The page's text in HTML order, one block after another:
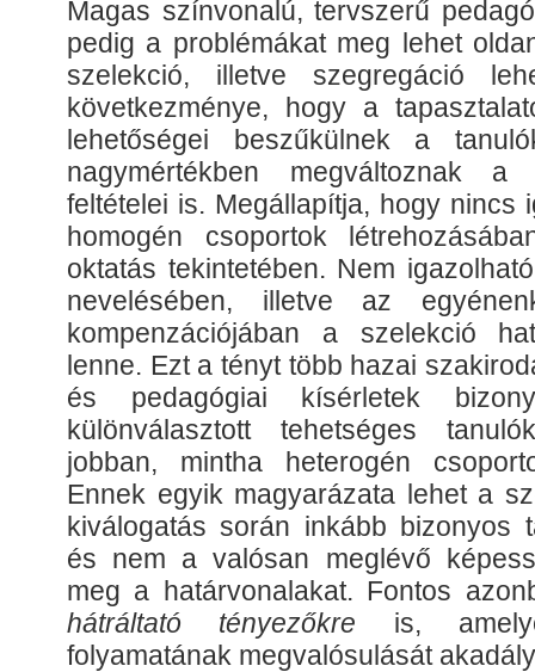
Magas színvonalú, tervszerű
pedig a problémákat meg lehet
szelekció, illetve szegregáció
következménye, hogy a
lehetőségei beszűkülnek a
nagymértékben megváltoznak a
feltételei is. Megállapítja, hogy nincs
homogén csoportok
oktatás tekintetében. Nem
nevelésében, illetve az
kompenzációjában a szelekció
lenne. Ezt a tényt több hazai
és pedagógiai kísérletek
különválasztott tehetséges
jobban, mintha heterogén
Ennek egyik magyarázata lehet a
kiválogatás során inkább bizonyos
és nem a valósan meglévő
meg a határvonalakat. Fontos
hátráltató tényezőkre is,
folyamatának megvalósulását